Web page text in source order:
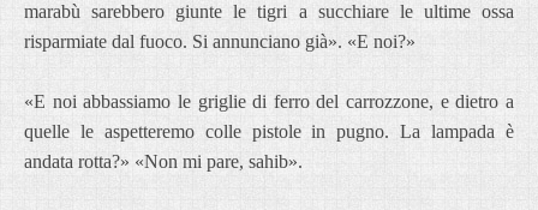
marabù sarebbero giunte le tigri a succhiare le ultime ossa
risparmiate dal fuoco. Si annunciano già». «E noi?»
«E noi abbassiamo le griglie di ferro del carrozzone, e dietro a
quelle le aspetteremo colle pistole in pugno. La lampada è
andata rotta?» «Non mi pare, sahib».